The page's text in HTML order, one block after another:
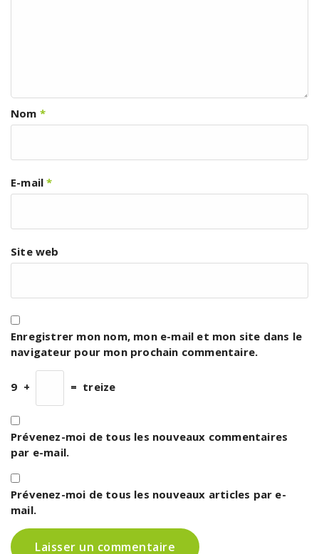
Nom *
E-mail*
Site web
Enregistrer mon nom, mon e-mail et mon site dans le
navigateur pour mon prochain commentaire.
9 + = treize
Prévenez-moi de tous les nouveaux commentaires
par e-mail.
Prévenez-moi de tous les nouveaux articles par e-
mail.